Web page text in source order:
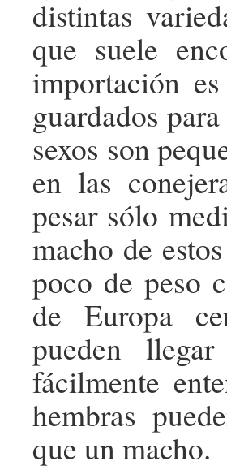
distintas
que suele
importación
guardados
sexos son
en las
pesar sólo
macho de
poco de peso
de Europa
pueden
fácilmente
hembras
que un macho.